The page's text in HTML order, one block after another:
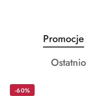
Pomiń karuzelę
Produkty
o
statusie:
Promocje
Produkty
-60%